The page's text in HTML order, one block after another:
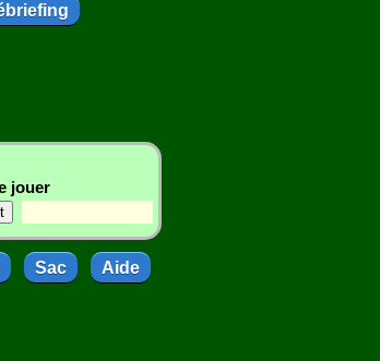
jouer
Sac Aide